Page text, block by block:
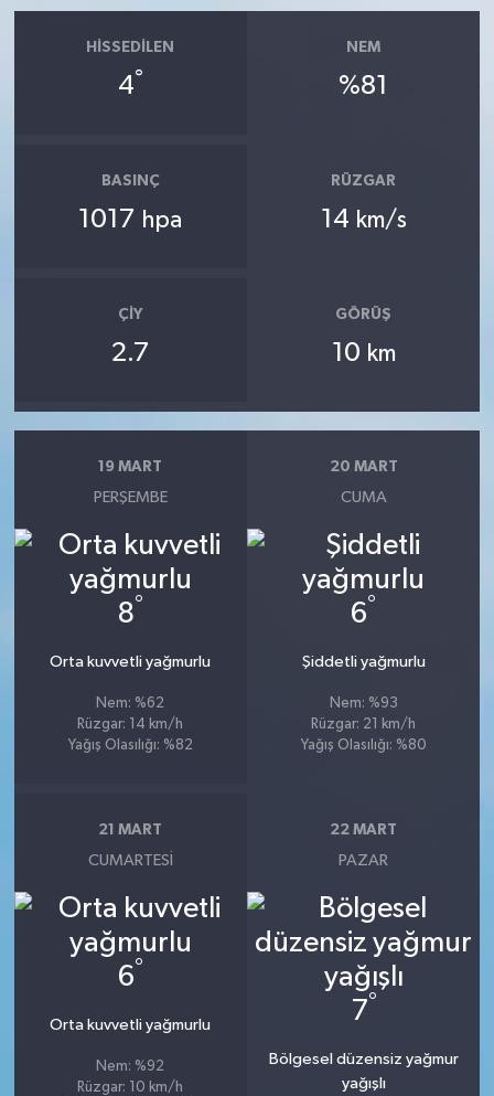
HISSEDILEN
4°
NEM
%81
BASINÇ
1017 hpa
RÜZGAR
14 km/s
ÇIY
2.7
GÖRÜŞ
10 km
19 MART
PERŞEMBE
8°
Orta kuvvetli yağmurlu
Nem: %62
Rüzgar: 14 km/h
Yağış Olasılığı: %82
20 MART
CUMA
6°
Şiddetli yağmurlu
Nem: %93
Rüzgar: 21 km/h
Yağış Olasılığı: %80
21 MART
CUMARTESI
6°
Orta kuvvetli yağmurlu
Nem: %92
Rüzgar: 10 km/h
22 MART
PAZAR
7°
Bölgesel düzensiz yağmur
yağışlı